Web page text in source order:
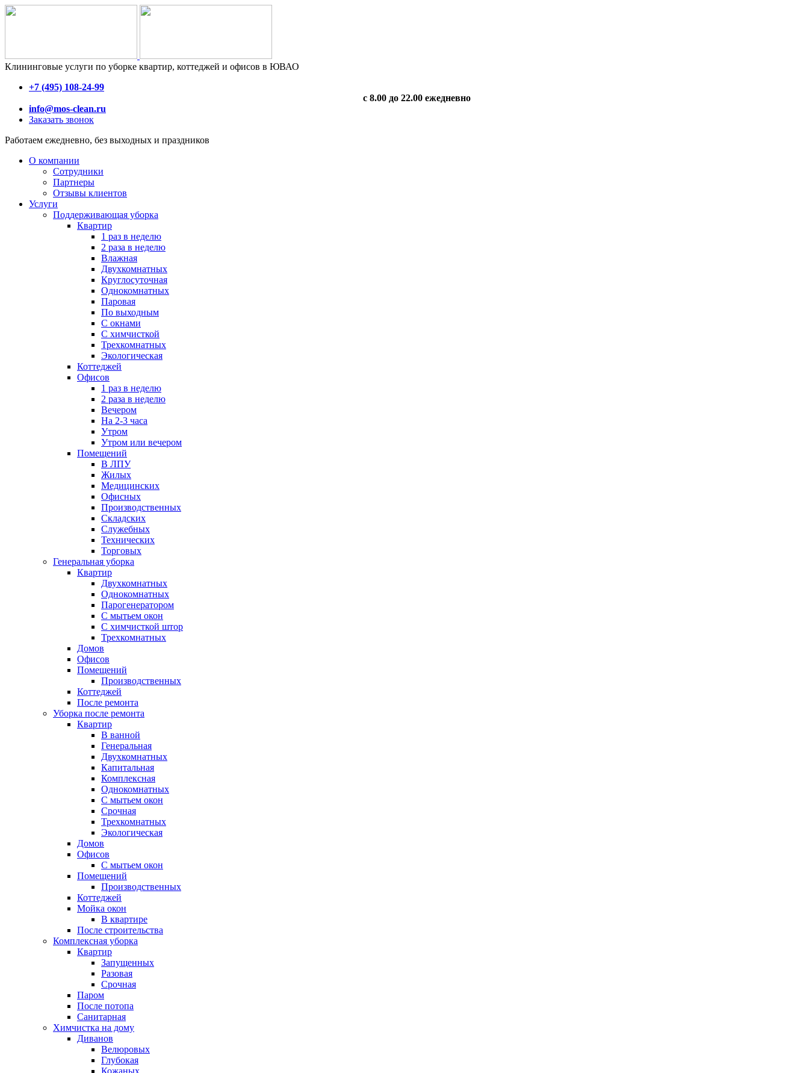
Клининговые услуги по уборке квартир, коттеджей и офисов в ЮВАО
+7 (495) 108-24-99
с 8.00 до 22.00 ежедневно
info@mos-clean.ru
Заказать звонок
Работаем ежедневно, без выходных и праздников
О компании
Сотрудники
Партнеры
Отзывы клиентов
Услуги
Поддерживающая уборка
Квартир
1 раз в неделю
2 раза в неделю
Влажная
Двухкомнатных
Круглосуточная
Однокомнатных
Паровая
По выходным
С окнами
С химчисткой
Трехкомнатных
Экологическая
Коттеджей
Офисов
1 раз в неделю
2 раза в неделю
Вечером
На 2-3 часа
Утром
Утром или вечером
Помещений
В ЛПУ
Жилых
Медицинских
Офисных
Производственных
Складских
Служебных
Технических
Торговых
Генеральная уборка
Квартир
Двухкомнатных
Однокомнатных
Парогенератором
С мытьем окон
С химчисткой штор
Трехкомнатных
Домов
Офисов
Помещений
Производственных
Коттеджей
После ремонта
Уборка после ремонта
Квартир
В ванной
Генеральная
Двухкомнатных
Капитальная
Комплексная
Однокомнатных
С мытьем окон
Срочная
Трехкомнатных
Экологическая
Домов
Офисов
С мытьем окон
Помещений
Производственных
Коттеджей
Мойка окон
В квартире
После строительства
Комплексная уборка
Квартир
Запущенных
Разовая
Срочная
Паром
После потопа
Санитарная
Химчистка на дому
Диванов
Велюровых
Глубокая
Кожаных